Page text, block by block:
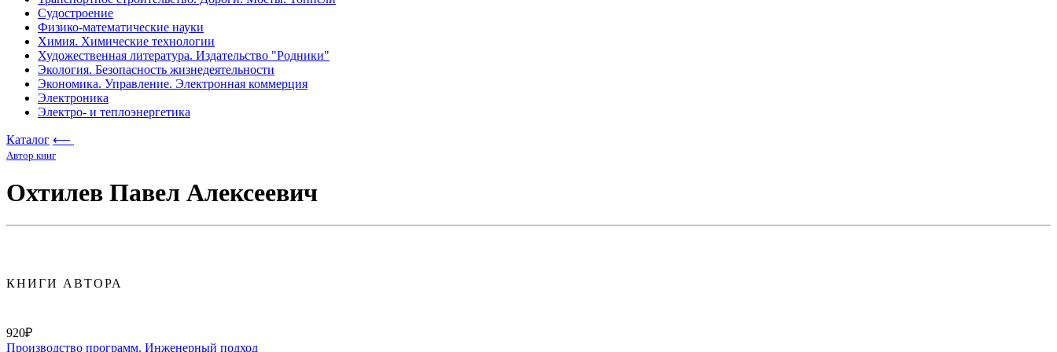
Судостроение
Физико-математические науки
Химия. Химические технологии
Художественная литература. Издательство "Родники"
Экология. Безопасность жизнедеятельности
Экономика. Управление. Электронная коммерция
Электроника
Электро- и теплоэнергетика
Каталог ⟵
Автор книг
Охтилев Павел Алексеевич
КНИГИ АВТОРА
920₽
Производство программ. Инженерный подход